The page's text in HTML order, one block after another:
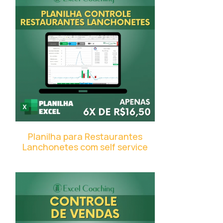
Planilha para Restaurantes
Lanchonetes com self service